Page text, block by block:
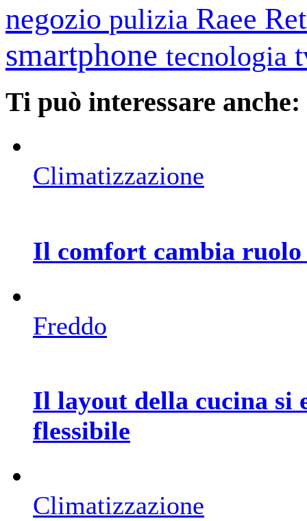
negozio pulizia Raee
smartphone tecnologia
Ti può interessare anche:
Climatizzazione
Il comfort cambia ruolo
Freddo
Il layout della cucina si
flessibile
Climatizzazione